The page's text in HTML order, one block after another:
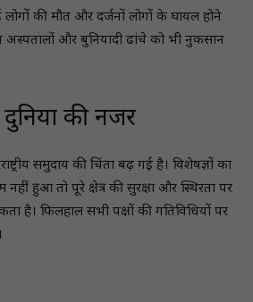
की मौत और दर्जनों लोगों के घायल होने
अस्पतालों और बुनियादी ढांचे को भी नुकसान
दुनिया की नजर
समुदाय की चिंता बढ़ गई है। विशेषज्ञों का
हुआ तो पूरे क्षेत्र की सुरक्षा और स्थिरता पर
है। फिलहाल सभी पक्षों की गतिविधियों पर